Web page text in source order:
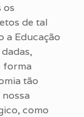
os
de tal
a Educação
forma
tão
como